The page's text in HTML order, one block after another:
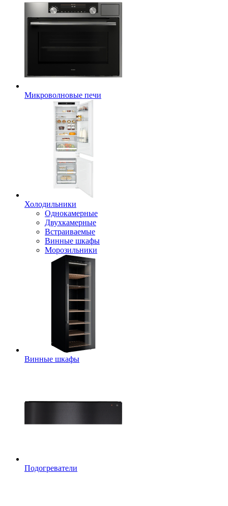
Микроволновые печи
Холодильники
Однокамерные
Двухкамерные
Встраиваемые
Винные шкафы
Морозильники
Винные шкафы
Подогреватели